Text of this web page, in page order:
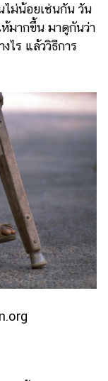
ไม่น้อยเช่นกัน วัน
ห้มากขึ้น มาดูกันว่า
ไร แล้ววิธีการ